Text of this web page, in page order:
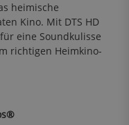
heimische
Kino. Mit DTS HD
eine Soundkulisse
richtigen Heimkino-